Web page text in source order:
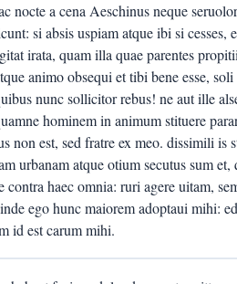
nocte a cena Aeschinus neque
si absis uspiam atque ibi si cesses,
irata, quam illa quae parentes
animo obsequi et tibi bene esse,
nunc sollicitor rebus! ne aut ille
hominem in animum stituere
non est, sed fratre ex meo. dissimili is
urbanam atque otium secutus sum
haec omnia: ruri agere uitam,
ego hunc maiorem adoptaui mihi:
id est carum mihi.